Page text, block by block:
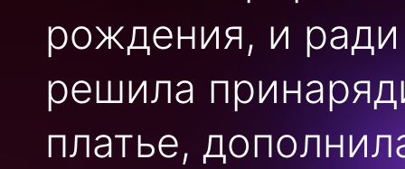
рождения, и ради
решила
платье,